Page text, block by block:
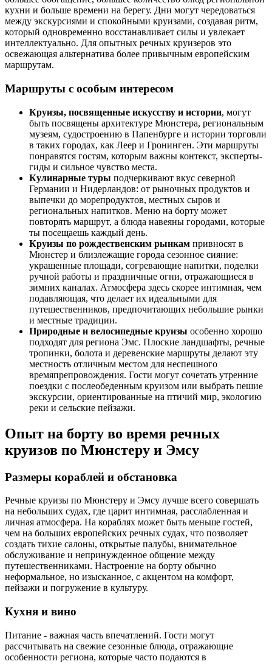
кухни и больше времени на берегу. Дни могут чередоваться
между экскурсиями и спокойными круизами, создавая ритм,
который одновременно восстанавливает силы и увлекает
интеллектуально. Для опытных речных круизеров это
освежающая альтернатива более привычным европейским
маршрутам.
Маршруты с особым интересом
Круизы, посвященные искусству и истории, могут
быть посвящены архитектуре Мюнстера, региональным
музеям, судостроению в Папенбурге и истории торговли
в таких городах, как Леер и Гронинген. Эти маршруты
понравятся гостям, которым важны контекст, эксперты-
гиды и сильное чувство места.
Кулинарные туры подчеркивают вкус северной
Германии и Нидерландов: от рыночных продуктов и
выпечки до морепродуктов, местных сыров и
региональных напитков. Меню на борту может
повторять маршрут, а блюда навеяны городами, которые
ты посещаешь каждый день.
Круизы по рождественским рынкам привносят в
Мюнстер и близлежащие города сезонное сияние:
украшенные площади, согревающие напитки, поделки
ручной работы и праздничные огни, отражающиеся в
зимних каналах. Атмосфера здесь скорее интимная, чем
подавляющая, что делает их идеальными для
путешественников, предпочитающих небольшие рынки
и местные традиции.
Природные и велосипедные круизы особенно хорошо
подходят для региона Эмс. Плоские ландшафты, речные
тропинки, болота и деревенские маршруты делают эту
местность отличным местом для неспешного
времяпрепровождения. Гости могут сочетать утренние
поездки с послеобеденным круизом или выбрать пешие
экскурсии, ориентированные на птичий мир, экологию
реки и сельские пейзажи.
Опыт на борту во время речных
круизов по Мюнстеру и Эмсу
Размеры кораблей и обстановка
Речные круизы по Мюнстеру и Эмсу лучше всего совершать
на небольших судах, где царит интимная, расслабленная и
личная атмосфера. На кораблях может быть меньше гостей,
чем на больших европейских речных судах, что позволяет
создать тихие салоны, открытые палубы, внимательное
обслуживание и непринужденное общение между
путешественниками. Настроение на борту обычно
неформальное, но изысканное, с акцентом на комфорт,
пейзажи и погружение в культуру.
Кухня и вино
Питание - важная часть впечатлений. Гости могут
рассчитывать на свежие сезонные блюда, отражающие
особенности региона, которые часто подаются в